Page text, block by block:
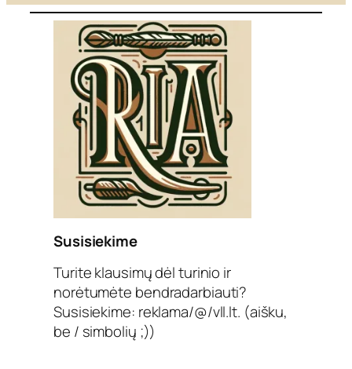
Susisiekime
Turite klausimų dėl turinio ir
norėtumėte bendradarbiauti?
Susisiekime: reklama/@/vll.lt. (aišku,
be / simbolių ;))